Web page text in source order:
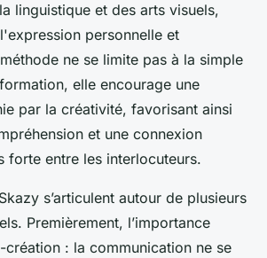
linguistique et des arts visuels,
personnelle et
ne se limite pas à la simple
elle encourage une
par la créativité, favorisant ainsi
et une connexion
forte entre les interlocuteurs.
s’articulent autour de plusieurs
Premièrement, l’importance
: la communication ne se